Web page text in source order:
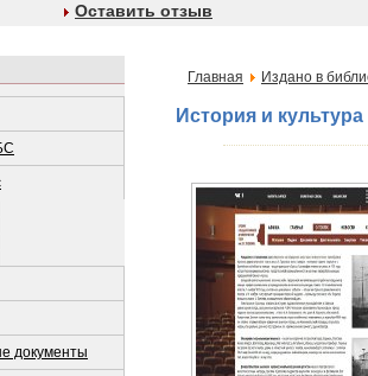
Оставить отзыв
документы
Главная Издано в
История и